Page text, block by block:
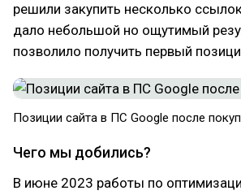
решили закупить несколько
дало небольшой но ощутимый
позволило получить первый
Позиции сайта в ПС Google после
Чего мы добились?
В июне 2023 работы по